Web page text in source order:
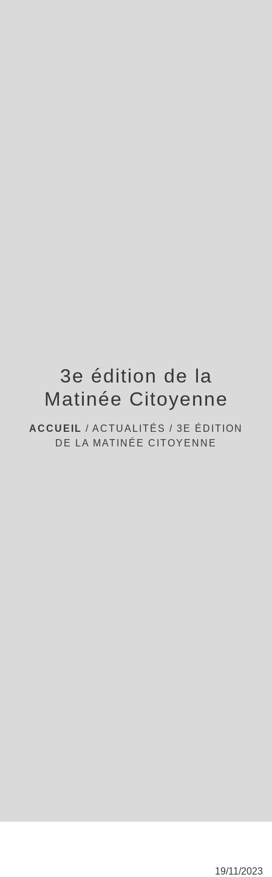
3e édition de la
Matinée Citoyenne
ACCUEIL / ACTUALITÉS / 3E ÉDITION
DE LA MATINÉE CITOYENNE
19/11/2023